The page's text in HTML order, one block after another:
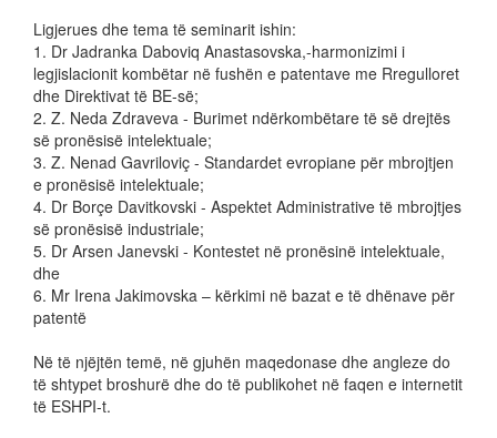
Ligjerues dhe tema të seminarit ishin:
1. Dr Jadranka Daboviq Anastasovska,-harmonizimi i
legjislacionit kombëtar në fushën e patentave me Rregulloret
dhe Direktivat të BE-së;
2. Z. Neda Zdraveva - Burimet ndërkombëtare të së drejtës
së pronësisë intelektuale;
3. Z. Nenad Gavriloviç - Standardet evropiane për mbrojtjen
e pronësisë intelektuale;
4. Dr Borçe Davitkovski - Aspektet Administrative të mbrojtjes
së pronësisë industriale;
5. Dr Arsen Janevski - Kontestet në pronësinë intelektuale,
dhe
6. Mr Irena Jakimovska – kërkimi në bazat e të dhënave për
patentë
Në të njëjtën temë, në gjuhën maqedonase dhe angleze do
të shtypet broshurë dhe do të publikohet në faqen e internetit
të ESHPI-t.